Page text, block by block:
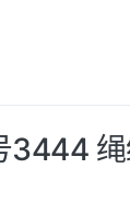
3444 绳